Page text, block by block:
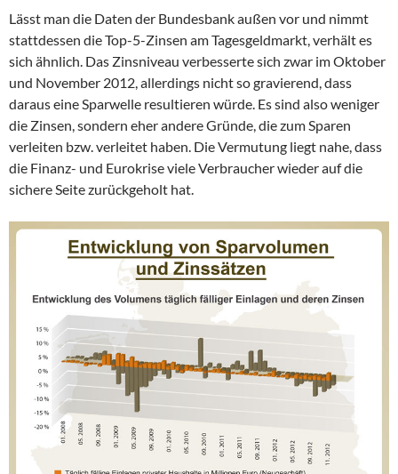
Lässt man die Daten der Bundesbank außen vor und nimmt
stattdessen die Top-5-Zinsen am Tagesgeldmarkt, verhält es
sich ähnlich. Das Zinsniveau verbesserte sich zwar im Oktober
und November 2012, allerdings nicht so gravierend, dass
daraus eine Sparwelle resultieren würde. Es sind also weniger
die Zinsen, sondern eher andere Gründe, die zum Sparen
verleiten bzw. verleitet haben. Die Vermutung liegt nahe, dass
die Finanz- und Eurokrise viele Verbraucher wieder auf die
sichere Seite zurückgeholt hat.